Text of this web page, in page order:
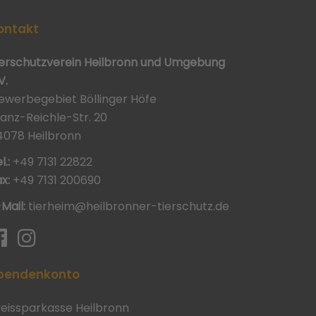
Heilbronn und Umgebung
Böllinger Höfe
Reichle-Str. 20
Heilbronn
+49 7131 22822
+49 7131 200690
tierheim@heilbronner-tierschutz.de
Heilbronn